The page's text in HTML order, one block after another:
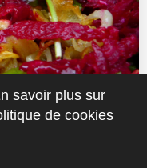
Crue,
savoir plus sur
de cookies